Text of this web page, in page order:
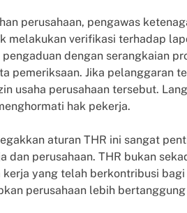
perusahaan, pengawas
melakukan verifikasi terhadap
dengan serangkaian
pemeriksaan. Jika pelanggaran
usaha perusahaan tersebut.
hak pekerja.
aturan THR ini sangat
dan perusahaan. THR bukan
yang telah berkontribusi
perusahaan lebih